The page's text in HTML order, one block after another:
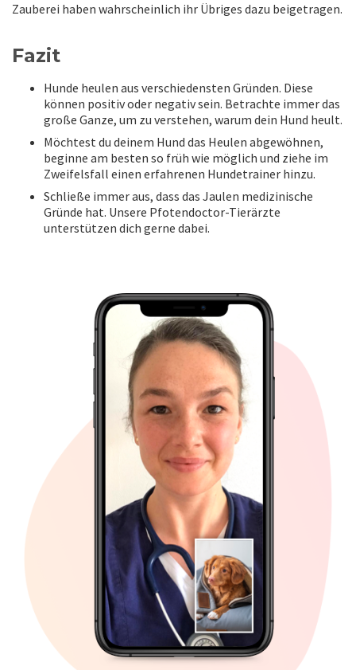
Zauberei haben wahrscheinlich ihr Übriges dazu beigetragen.
Fazit
Hunde heulen aus verschiedensten Gründen. Diese
können positiv oder negativ sein. Betrachte immer das
große Ganze, um zu verstehen, warum dein Hund heult.
Möchtest du deinem Hund das Heulen abgewöhnen,
beginne am besten so früh wie möglich und ziehe im
Zweifelsfall einen erfahrenen Hundetrainer hinzu.
Schließe immer aus, dass das Jaulen medizinische
Gründe hat. Unsere Pfotendoctor-Tierärzte
unterstützen dich gerne dabei.